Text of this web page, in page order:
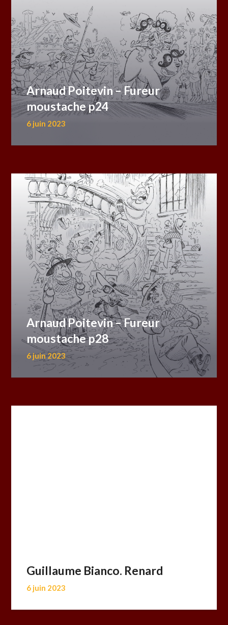
Arnaud Poitevin – Fureur
moustache p24
6 juin 2023
Arnaud Poitevin – Fureur
moustache p28
6 juin 2023
Guillaume Bianco. Renard
6 juin 2023